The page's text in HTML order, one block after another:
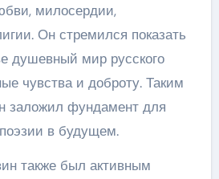
милосердии,
Он стремился показать
душевный мир русского
чувства и доброту. Таким
заложил фундамент для
в будущем.
также был активным